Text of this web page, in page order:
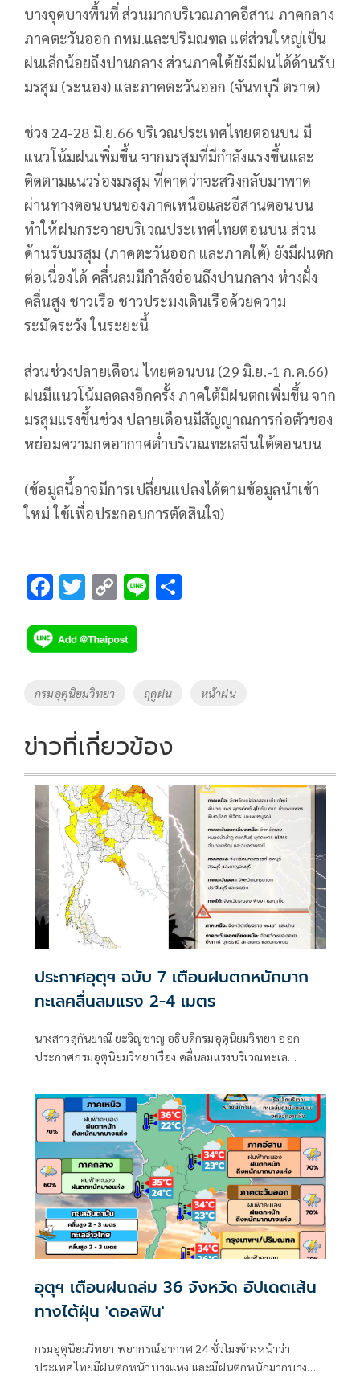
บางจุดบางพื้นที่ ส่วนมากบริเวณภาคอีสาน ภาคกลาง
ภาคตะวันออก กทม.และปริมณฑล แต่ส่วนใหญ่เป็น
ฝนเล็กน้อยถึงปานกลาง ส่วนภาคใต้ยังมีฝนได้ด้านรับ
มรสุม (ระนอง) และภาคตะวันออก (จันทบุรี ตราด)
ช่วง 24-28 มิ.ย.66 บริเวณประเทศไทยตอนบน มี
แนวโน้มฝนเพิ่มขึ้น จากมรสุมที่มีกำลังแรงขึ้นและ
ติดตามแนวร่องมรสุม ที่คาดว่าจะสวิงกลับมาพาด
ผ่านทางตอนบนของภาคเหนือและอีสานตอนบน
ทำให้ฝนกระจายบริเวณประเทศไทยตอนบน ส่วน
ด้านรับมรสุม (ภาคตะวันออก และภาคใต้) ยังมีฝนตก
ต่อเนื่องได้ คลื่นลมมีกำลังอ่อนถึงปานกลาง ห่างฝั่ง
คลื่นสูง ชาวเรือ ชาวประมงเดินเรือด้วยความ
ระมัดระวัง ในระยะนี้
ส่วนช่วงปลายเดือน ไทยตอนบน (29 มิ.ย.-1 ก.ค.66)
ฝนมีแนวโน้มลดลงอีกครั้ง ภาคใต้มีฝนตกเพิ่มขึ้น จาก
มรสุมแรงขึ้นช่วง ปลายเดือนมีสัญญาณการก่อตัวของ
หย่อมความกดอากาศต่ำบริเวณทะเลจีนใต้ตอนบน
(ข้อมูลนี้อาจมีการเปลี่ยนแปลงได้ตามข้อมูลนำเข้า
ใหม่ ใช้เพื่อประกอบการตัดสินใจ)
F
e
b
o
k
T
tt
er
C
p
y
k
Li
Tags
กรมอุตุนิยมวิทยา ฤดูฝน หน้าฝน
ข่าวที่เกี่ยวข้อง
ประกาศอุตุฯ ฉบับ 7 เตือนฝนตกหนักมาก
ทะเลคลื่นลมแรง 2-4 เมตร
นางสาวสุกันยาณี ยะวิญชาญ อธิบดีกรมอุตุนิยมวิทยา ออก
ประกาศกรมอุตุนิยมวิทยาเรื่อง คลื่นลมแรงบริเวณทะเล
มากบริเวณประเทศไทย
อุตุฯ เตือนฝนถล่ม 36 จังหวัด อัปเดตเส้น
ทางไต้ฝุ่น 'ดอลฟิน'
กรมอุตุนิยมวิทยา พยากรณ์อากาศ 24 ชั่วโมงข้างหน้าว่า
ประเทศไทยมีฝนตกหนักบางแห่ง และมีฝนตกหนักมากบาง